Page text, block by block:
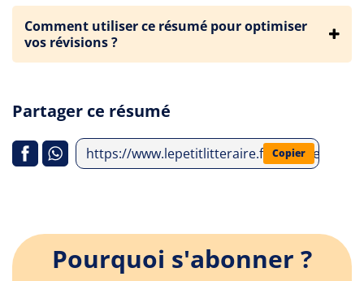
Comment utiliser ce résumé pour optimiser
vos révisions ?
Partager ce résumé
https://www.lepetitlitteraire.fr/analyses-
Copier
Pourquoi s'abonner ?